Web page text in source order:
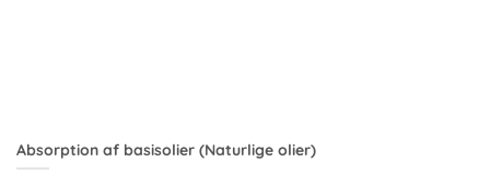
Absorption af basisolier (Naturlige olier)